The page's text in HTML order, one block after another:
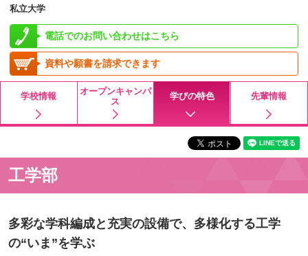
私立大学
電話でのお問い合わせはこちら
資料や願書を請求できます
学校情報
オープンキャンパ
ス
学びの特色 先輩情報
工学部
多彩な学科編成と充実の設備で、多様化する工学
の“いま”を学ぶ